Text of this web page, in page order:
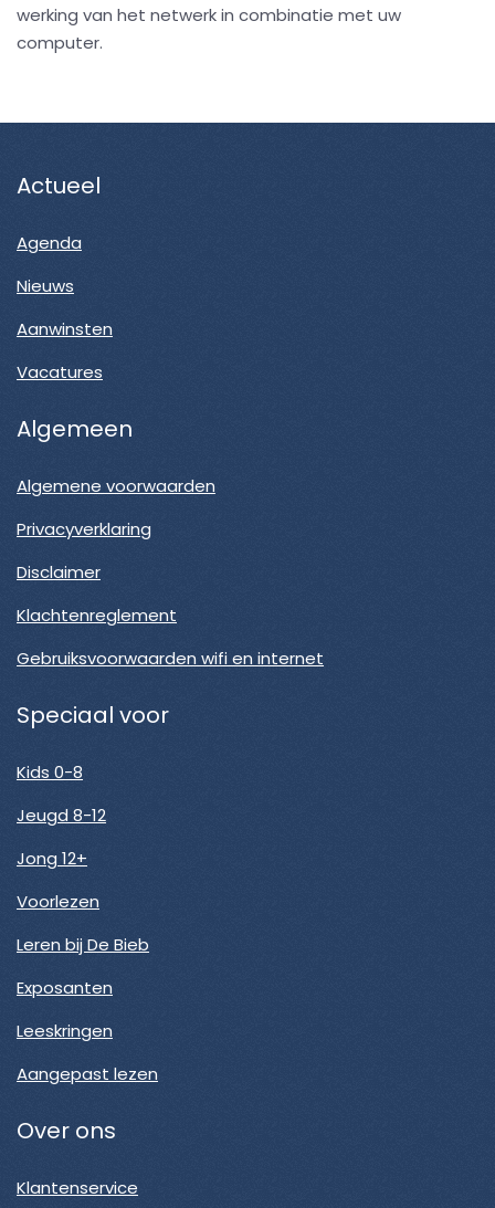
werking van het netwerk in combinatie met uw
computer.
Actueel
Agenda
Nieuws
Aanwinsten
Vacatures
Algemeen
Algemene voorwaarden
Privacyverklaring
Disclaimer
Klachtenreglement
Gebruiksvoorwaarden wifi en internet
Speciaal voor
Kids 0-8
Jeugd 8-12
Jong 12+
Voorlezen
Leren bij De Bieb
Exposanten
Leeskringen
Aangepast lezen
Over ons
Klantenservice